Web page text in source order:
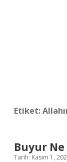
Etiket:
Buyur
Tarih: Kasım 1,